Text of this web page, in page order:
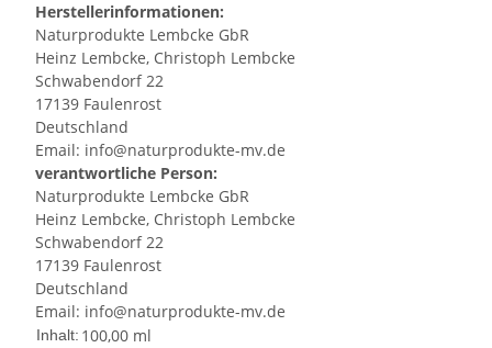
Herstellerinformationen:
Naturprodukte Lembcke GbR
Heinz Lembcke, Christoph Lembcke
Schwabendorf 22
17139 Faulenrost
Deutschland
Email: info@naturprodukte-mv.de
verantwortliche Person:
Naturprodukte Lembcke GbR
Heinz Lembcke, Christoph Lembcke
Schwabendorf 22
17139 Faulenrost
Deutschland
Email: info@naturprodukte-mv.de
Inhalt: 100,00 ml